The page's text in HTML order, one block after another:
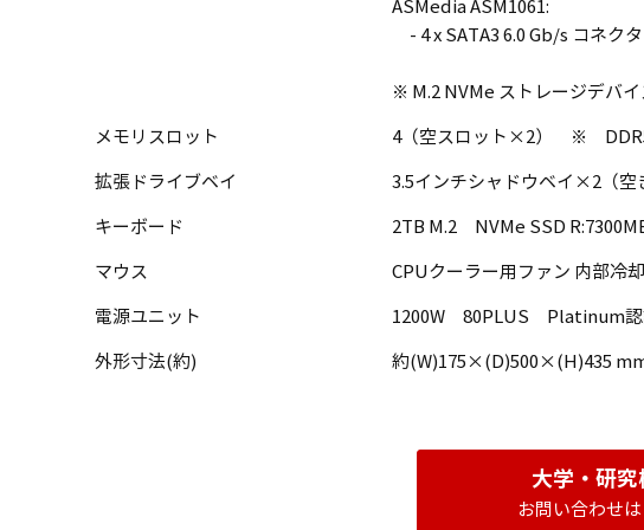
ASMedia ASM1061:
- 4 x SATA3 6.0 Gb/s コネクタ
※ M.2 NVMe ストレージデバイ
メモリスロット 4（空スロット×2） ※ DDR5
拡張ドライブベイ 3.5インチシャドウベイ×2（
キーボード 2TB M.2 NVMe SSD
マウス CPUクーラー用ファン 内部冷
電源ユニット 1200W 80PLUS Platinum
外形寸法(約) 約(W)175×(D)500×(H)435
大学・研究
お問い合わせ